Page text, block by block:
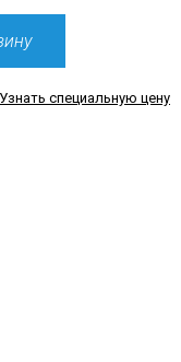
Узнать специальную цену